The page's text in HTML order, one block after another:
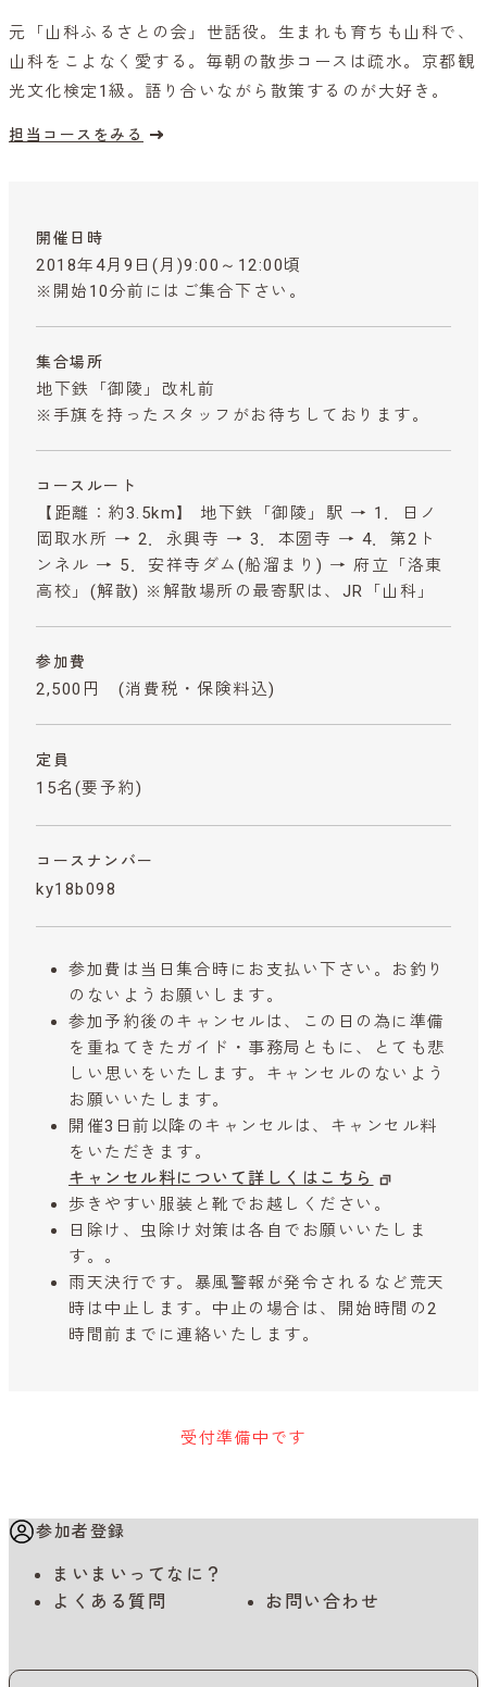
元「山科ふるさとの会」世話役。生まれも育ちも山科で、
山科をこよなく愛する。毎朝の散歩コースは疏水。京都観
光文化検定1級。語り合いながら散策するのが大好き。
担当コースをみる
開催日時
2018年4月9日(月)9:00～12:00頃
※開始10分前にはご集合下さい。
集合場所
地下鉄「御陵」改札前
※手旗を持ったスタッフがお待ちしております。
コースルート
【距離：約3.5km】 地下鉄「御陵」駅 → 1．日ノ
岡取水所 → 2．永興寺 → 3．本圀寺 → 4．第2ト
ンネル → 5．安祥寺ダム(船溜まり) → 府立「洛東
高校」(解散) ※解散場所の最寄駅は、JR「山科」
参加費
2,500円 (消費税・保険料込)
定員
15名(要予約)
コースナンバー
ky18b098
参加費は当日集合時にお支払い下さい。お釣り
のないようお願いします。
参加予約後のキャンセルは、この日の為に準備
を重ねてきたガイド・事務局ともに、とても悲
しい思いをいたします。キャンセルのないよう
お願いいたします。
開催3日前以降のキャンセルは、キャンセル料
をいただきます。
キャンセル料について詳しくはこちら
歩きやすい服装と靴でお越しください。
日除け、虫除け対策は各自でお願いいたしま
す。。
雨天決行です。暴風警報が発令されるなど荒天
時は中止します。中止の場合は、開始時間の2
時間前までに連絡いたします。
受付準備中です
参加者登録
まいまいってなに？
よくある質問
お問い合わせ